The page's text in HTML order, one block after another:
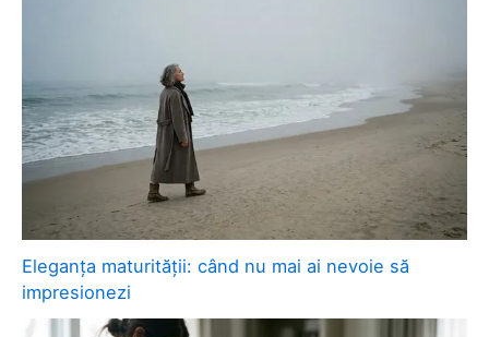
Eleganța maturității: când nu mai ai nevoie să
impresionezi